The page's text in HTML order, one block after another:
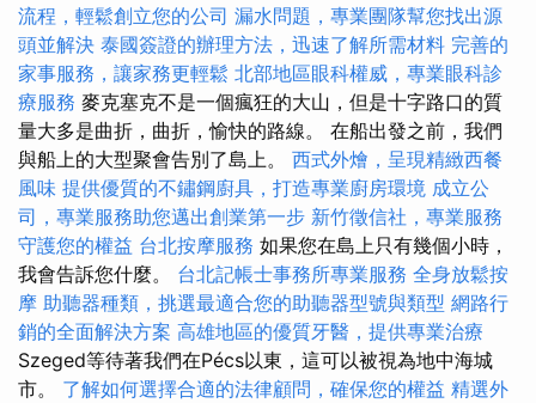
流程，輕鬆創立您的公司 漏水問題，專業團隊幫您找出源
頭並解決 泰國簽證的辦理方法，迅速了解所需材料 完善的
家事服務，讓家務更輕鬆 北部地區眼科權威，專業眼科診
療服務 麥克塞克不是一個瘋狂的大山，但是十字路口的質
量大多是曲折，曲折，愉快的路線。 在船出發之前，我們
與船上的大型聚會告別了島上。 西式外燴，呈現精緻西餐
風味 提供優質的不鏽鋼廚具，打造專業廚房環境 成立公
司，專業服務助您邁出創業第一步 新竹徵信社，專業服務
守護您的權益 台北按摩服務 如果您在島上只有幾個小時，
我會告訴您什麼。 台北記帳士事務所專業服務 全身放鬆按
摩 助聽器種類，挑選最適合您的助聽器型號與類型 網路行
銷的全面解決方案 高雄地區的優質牙醫，提供專業治療
Szeged等待著我們在Pécs以東，這可以被視為地中海城
市。 了解如何選擇合適的法律顧問，確保您的權益 精選外